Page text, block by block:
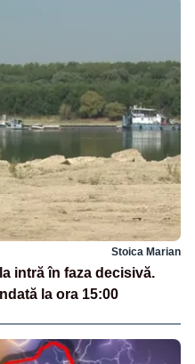
Stoica Marian
intră în faza decisivă.
la ora 15:00